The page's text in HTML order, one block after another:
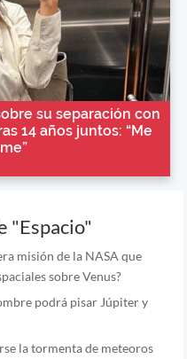
su separación con
14 años juntos: “Me
"Espacio"
misión de la NASA que
sobre Venus?
podrá pisar Júpiter y
la tormenta de meteoros